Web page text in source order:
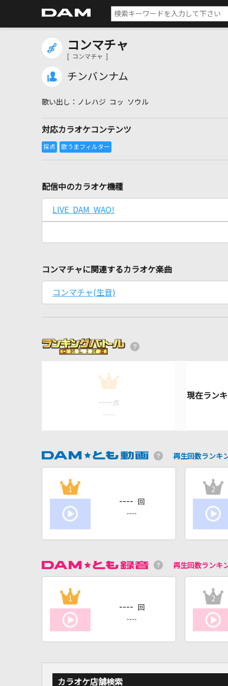
コンマチャ
[ コンマチャ ]
チンバンナム
ノレハジ コッ ソウル
対応カラオケコンテンツ
配信中のカラオケ機種
LIVE DAM WAO!
コンマチャに関連するカラオケ楽曲
コンマチャ(生音)
1
---- 点
----
再生回数ランキ
1
---- 回
----
2
再生回数ランキ
1
---- 回
----
2
カラオケ店舗検索